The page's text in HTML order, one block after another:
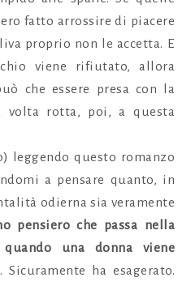
fatto arrossire di piacere
proprio non le accetta. E
viene rifiutato, allora
che essere presa con la
volta rotta, poi, a questa
leggendo questo romanzo
a pensare quanto, in
odierna sia veramente
pensiero che passa nella
una donna viene
ha esagerato.